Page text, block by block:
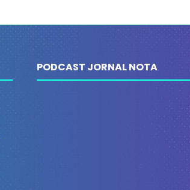
PODCAST JORNAL NOTA